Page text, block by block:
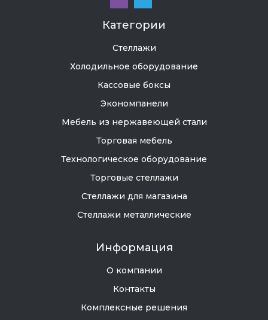
Категории
Стеллажи
Холодильное оборудование
Кассовые боксы
Экономпанели
Мебель из нержавеющей стали
Торговая мебель
Технологическое оборудование
Торговые стеллажи
Стеллажи для магазина
Стеллажи металлические
Информация
О компании
Контакты
Комплексные решения